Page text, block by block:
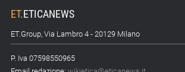
ET.ETICANEWS
ET.Group, Via Lambro 4 - 20129 Milano
P. Iva 07598550965